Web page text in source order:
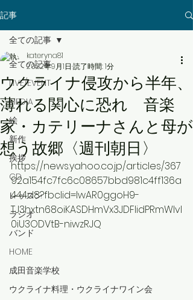
記事
全ての記事
LIVE/EVENT
MEDIA
絵
新作
挨拶
CD
レッスン
ラジオ
バンド
HOME
成田音楽学校
ウクライナ料理・ウクライナワイン会
全ての記事
ウクライナ侵攻から半年、
薄れる関心に恐れ 音楽
家・カテリーナさんと母が
想う故郷〈週刊朝日〉
kateryna81
2022年9月1日 読了時間: 1分
https://news.yahoo.co.jp/articles/367
92a154fc7fc6c08657bbd981c4ff136a
444d8?fbclid=IwAR0ggoH9-
TJ3hxtn68oiKASDHmVx3JDFlidPRmWlvl
0iU3ODVtB-niwzRJQ